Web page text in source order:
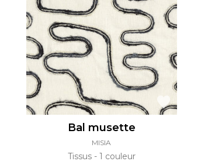
Bal musette
MISIA
Tissus 1 couleur